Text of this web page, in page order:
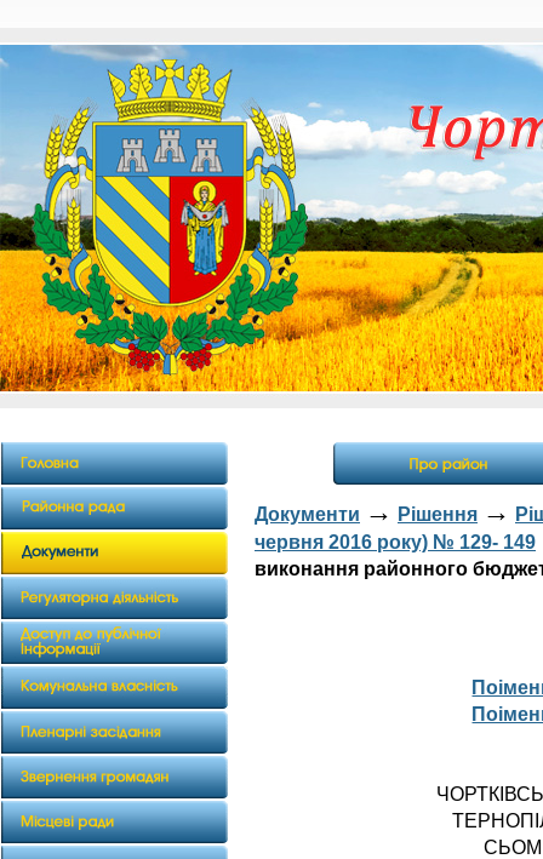
Документи → Рішення →
червня 2016 року) № 129- 149
виконання районного